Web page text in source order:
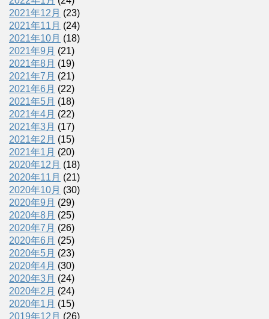
2021年12月 (23)
2021年11月 (24)
2021年10月 (18)
2021年9月 (21)
2021年8月 (19)
2021年7月 (21)
2021年6月 (22)
2021年5月 (18)
2021年4月 (22)
2021年3月 (17)
2021年2月 (15)
2021年1月 (20)
2020年12月 (18)
2020年11月 (21)
2020年10月 (30)
2020年9月 (29)
2020年8月 (25)
2020年7月 (26)
2020年6月 (25)
2020年5月 (23)
2020年4月 (30)
2020年3月 (24)
2020年2月 (24)
2020年1月 (15)
2019年12月 (26)